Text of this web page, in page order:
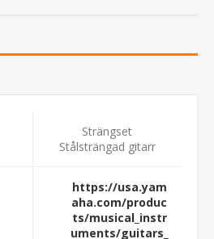
Strängset
Stålsträngad gitarr
https://usa.yam
aha.com/produc
ts/musical_instr
uments/guitars_